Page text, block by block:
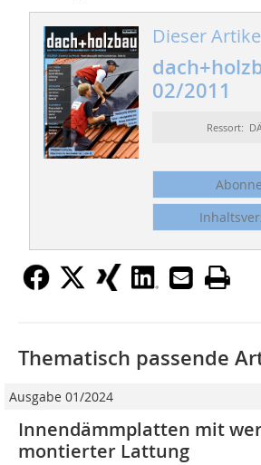
Dieser
02/2011
Ressort:
Thematisch passende
Ausgabe 01/2024
Innendämmplatten mit
montierter Lattung